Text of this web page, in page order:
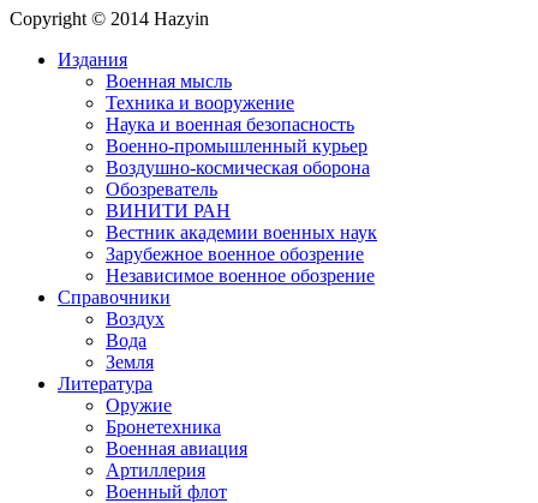
Copyright © 2014 Hazyin
Издания
Военная мысль
Техника и вооружение
Наука и военная безопасность
Военно-промышленный курьер
Воздушно-космическая оборона
Обозреватель
ВИНИТИ РАН
Вестник академии военных наук
Зарубежное военное обозрение
Независимое военное обозрение
Справочники
Воздух
Вода
Земля
Литература
Оружие
Бронетехника
Военная авиация
Артиллерия
Военный флот